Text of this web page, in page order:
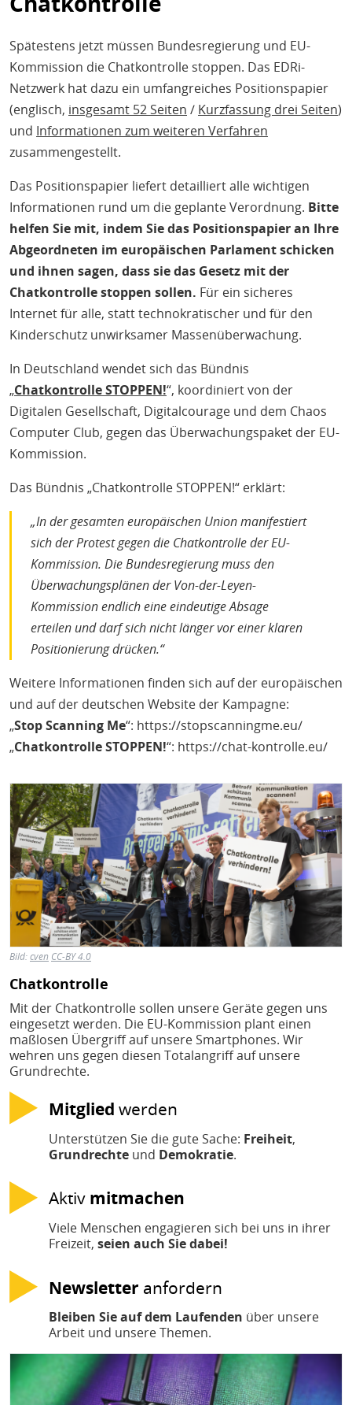
Spätestens jetzt müssen Bundesregierung und EU-
Kommission die Chatkontrolle stoppen. Das EDRi-
Netzwerk hat dazu ein umfangreiches Positionspapier
(englisch, insgesamt 52 Seiten / Kurzfassung drei Seiten)
und Informationen zum weiteren Verfahren
zusammengestellt.
Das Positionspapier liefert detailliert alle wichtigen
Informationen rund um die geplante Verordnung. Bitte
helfen Sie mit, indem Sie das Positionspapier an Ihre
Abgeordneten im europäischen Parlament schicken
und ihnen sagen, dass sie das Gesetz mit der
Chatkontrolle stoppen sollen. Für ein sicheres
Internet für alle, statt technokratischer und für den
Kinderschutz unwirksamer Massenüberwachung.
In Deutschland wendet sich das Bündnis
„Chatkontrolle STOPPEN!“, koordiniert von der
Digitalen Gesellschaft, Digitalcourage und dem Chaos
Computer Club, gegen das Überwachungspaket der EU-
Kommission.
Das Bündnis „Chatkontrolle STOPPEN!“ erklärt:
„In der gesamten europäischen Union manifestiert
sich der Protest gegen die Chatkontrolle der EU-
Kommission. Die Bundesregierung muss den
Überwachungsplänen der Von-der-Leyen-
Kommission endlich eine eindeutige Absage
erteilen und darf sich nicht länger vor einer klaren
Positionierung drücken.“
Weitere Informationen finden sich auf der europäischen
und auf der deutschen Website der Kampagne:
„Stop Scanning Me“: https://stopscanningme.eu/
„Chatkontrolle STOPPEN!“: https://chat-kontrolle.eu/
Bild
Bild:cven CC-BY 4.0
Chatkontrolle
Mit der Chatkontrolle sollen unsere Geräte gegen uns
eingesetzt werden. Die EU-Kommission plant einen
maßlosen Übergriff auf unsere Smartphones. Wir
wehren uns gegen diesen Totalangriff auf unsere
Grundrechte.
Mitglied werden
Unterstützen Sie die gute Sache: Freiheit,
Grundrechte und Demokratie.
Aktiv mitmachen
Viele Menschen engagieren sich bei uns in ihrer
Freizeit, seien auch Sie dabei!
Newsletter anfordern
Bleiben Sie auf dem Laufenden über unsere
Arbeit und unsere Themen.
Bild